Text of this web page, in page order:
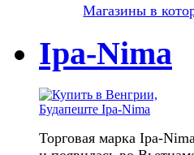
Магазины в
Ipa-Nima
Торговая марка Ipa-